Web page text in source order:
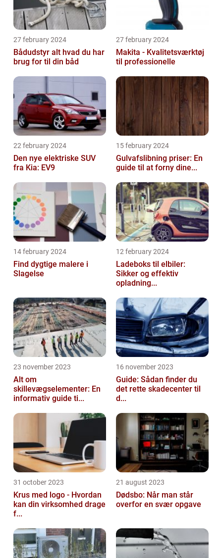
27 february 2024
Bådudstyr alt hvad du har
brug for til din båd
27 february 2024
Makita - Kvalitetsværktøj
til professionelle
22 february 2024
Den nye elektriske SUV
fra Kia: EV9
15 february 2024
Gulvafslibning priser: En
guide til at forny dine...
14 february 2024
Find dygtige malere i
Slagelse
12 february 2024
Ladeboks til elbiler:
Sikker og effektiv
opladning...
23 november 2023
Alt om
skillevægselementer: En
informativ guide ti...
16 november 2023
Guide: Sådan finder du
det rette skadecenter til
d...
31 october 2023
Krus med logo - Hvordan
kan din virksomhed drage
f...
21 august 2023
Dødsbo: Når man står
overfor en svær opgave